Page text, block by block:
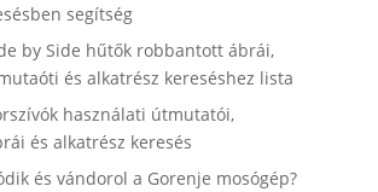
segítség
by Side hűtők robbantott ábrái,
és alkatrész kereséshez lista
használati útmutatói,
és alkatrész keresés
és vándorol a Gorenje mosógép?